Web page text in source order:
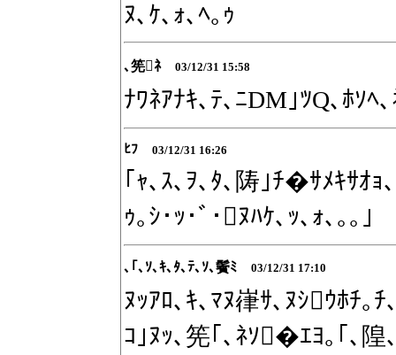
ﾇ､ｹ､ｫ､ﾍ｡ｩ
､筅ﾈ 03/12/31 15:58
ﾅﾜﾈｱﾅｷ､ﾃ､ﾆDM｣ﾂQ､ﾎｿﾍ
ﾋﾌ 03/12/31 16:26
｢ｬ､ｽ､ｦ､ﾀ､陦｣ﾁ�ｻﾒｷｻｵｮ
ｩ｡ｼ･ｯ･ﾞ･ﾇﾊｹ､ｯ､ｫ､｡｡｣
､｢､ｿ､ｷ､ﾀ､ﾃ､ｿ､鬢ﾐ 03/12/31 17:10
ﾇｯｱﾛ､ｷ､ﾏﾇ嵂ｻ､ﾇｼｳﾎﾁ｡
ｺ｣ﾇｯ､筅｢､ﾈｿ�ｴﾖ｡｢､